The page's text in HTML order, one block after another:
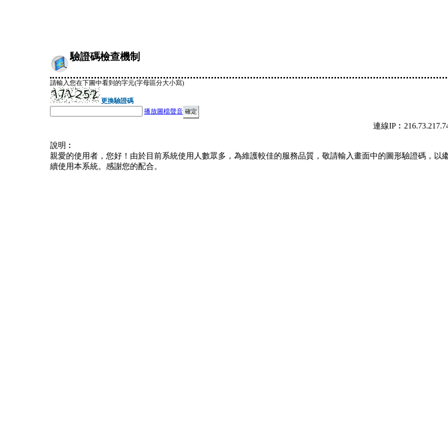
驗證碼檢查機制
請輸入您在下圖中看到的字元(字母區分大小寫)
更換驗證碼
播放圖檔聲音
連線
說明︰
親愛的使用者，您好！由於目前系統使用人數眾多，為維護較佳的服務品質，敬請輸入畫面中的圖形驗證碼，以
續使用本系統。感謝您的配合。